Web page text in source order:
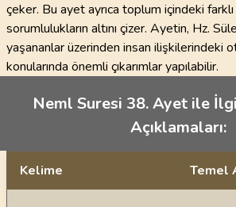
çeker. Bu ayet ayrıca toplum içindeki
sorumlulukların altını çizer. Ayetin, Hz.
yaşananlar üzerinden insan ilişkilerindeki
konularında önemli çıkarımlar yapılabilir.
Neml Suresi 38. Ayet ile
Açıklamaları:
Kelime Temel